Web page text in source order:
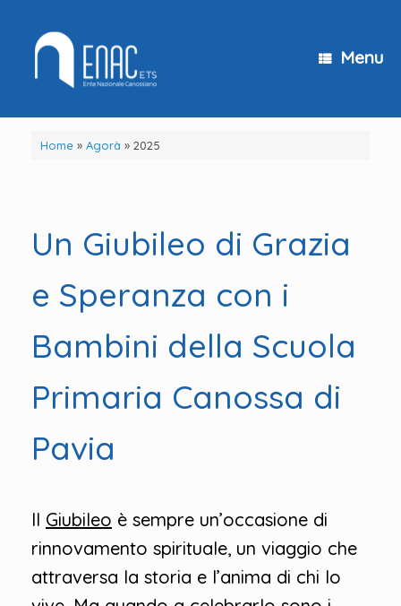
contenuto
Menu
Home» Agorà » 2025
Un Giubileo di Grazia
e Speranza con i
Bambini della Scuola
Primaria Canossa di
Pavia
Il Giubileo è sempre un’occasione di
rinnovamento spirituale, un viaggio che
attraversa la storia e l’anima di chi lo